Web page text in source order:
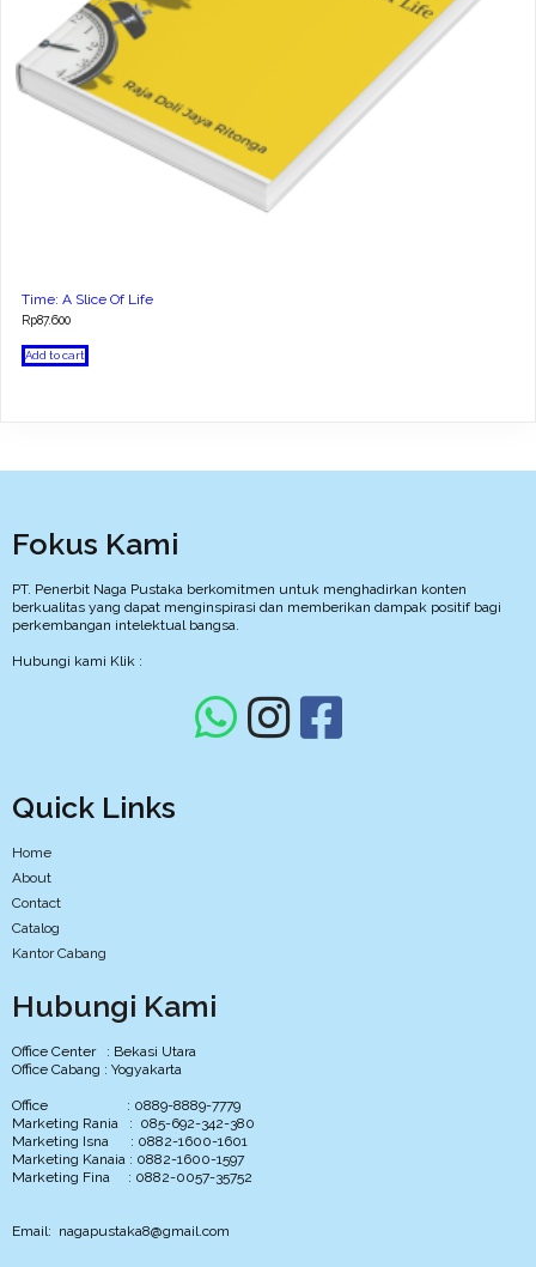
Time: A Slice Of Life
Rp87.600
Add to cart
Fokus Kami
PT. Penerbit Naga Pustaka berkomitmen untuk menghadirkan konten
berkualitas yang dapat menginspirasi dan memberikan dampak positif bagi
perkembangan intelektual bangsa.
Hubungi kami Klik :
Quick Links
Home
About
Contact
Catalog
Kantor Cabang
Hubungi Kami
Office Center : Bekasi Utara
Office Cabang : Yogyakarta
Office : 0889-8889-7779
Marketing Rania : 085-692-342-380
Marketing Isna : 0882-1600-1601
Marketing Kanaia : 0882-1600-1597
Marketing Fina : 0882-0057-35752
Email: nagapustaka8@gmail.com